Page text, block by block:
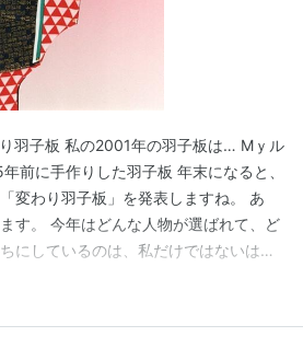
羽子板 私の2001年の羽子板は… Mｙル
前に手作りした羽子板 年末になると、
変わり羽子板」を発表しますね。 あ
す。 今年はどんな人物が選ばれて、ど
にしているのは、私だけではないは
板は、去る12月3日に発表されまし